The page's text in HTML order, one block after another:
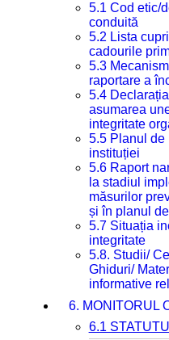
5.1 Cod etic/
conduită
5.2 Lista
cadourile
5.3
raportare a
5.4
asumarea
integritate
5.5 Planul de
instituției
5.6 Raport
la stadiul
măsurilor
și în planul
5.7 Situația
integritate
5.8. Studii/
Ghiduri/
informative
6. MONITORUL
6.1